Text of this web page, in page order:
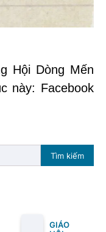
Hội Dòng Mến
này: Facebook
Tìm kiếm
GIÁO